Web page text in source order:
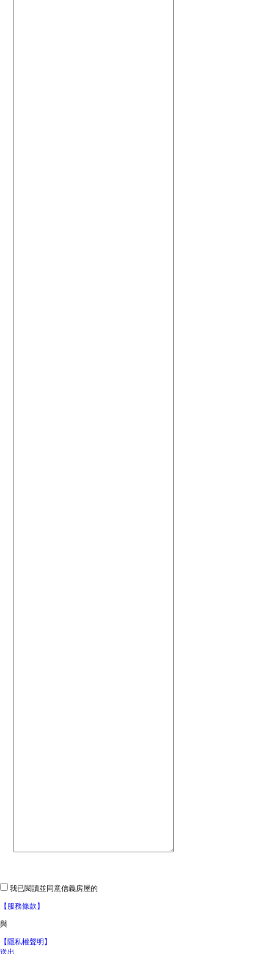
我已閱讀並同意信義房屋的
【服務條款】
與
【隱私權聲明】